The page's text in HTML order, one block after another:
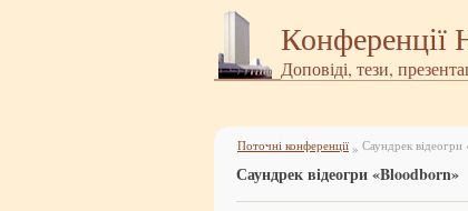
Доповіді, тези,
Поточні конференції » Саундрек
Саундрек відеогри «Bloodborn»